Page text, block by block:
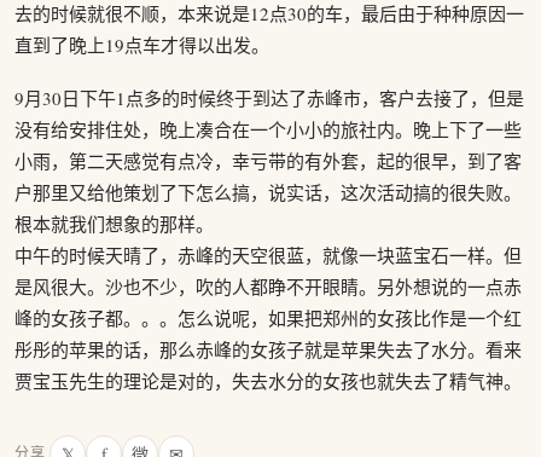
去的时候就很不顺，本来说是12点30的车，最后由于种种原因一
直到了晚上19点车才得以出发。
9月30日下午1点多的时候终于到达了赤峰市，客户去接了，但是
没有给安排住处，晚上凑合在一个小小的旅社内。晚上下了一些
小雨，第二天感觉有点冷，幸亏带的有外套，起的很早，到了客
户那里又给他策划了下怎么搞，说实话，这次活动搞的很失败。
根本就我们想象的那样。
中午的时候天晴了，赤峰的天空很蓝，就像一块蓝宝石一样。但
是风很大。沙也不少，吹的人都睁不开眼睛。另外想说的一点赤
峰的女孩子都。。。怎么说呢，如果把郑州的女孩比作是一个红
彤彤的苹果的话，那么赤峰的女孩子就是苹果失去了水分。看来
贾宝玉先生的理论是对的，失去水分的女孩也就失去了精气神。
分享